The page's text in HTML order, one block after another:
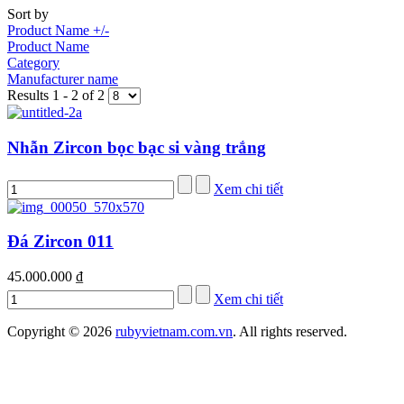
Sort by
Product Name +/-
Product Name
Category
Manufacturer name
Results 1 - 2 of 2
Nhẫn Zircon bọc bạc si vàng trắng
Xem chi tiết
Đá Zircon 011
45.000.000 ₫
Xem chi tiết
Copyright © 2026 rubyvietnam.com.vn. All rights reserved.